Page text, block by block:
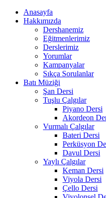
Anasayfa
Hakkımızda
Dershanemiz
Eğitmenlerimiz
Derslerimiz
Yorumlar
Kampanyalar
Sıkça Sorulanlar
Batı Müziği
Şan Dersi
Tuşlu Çalgılar
Piyano Dersi
Akordeon
Vurmalı Çalgılar
Bateri Dersi
Perküsyon
Davul Dersi
Yaylı Çalgılar
Keman Dersi
Viyola Dersi
Çello Dersi